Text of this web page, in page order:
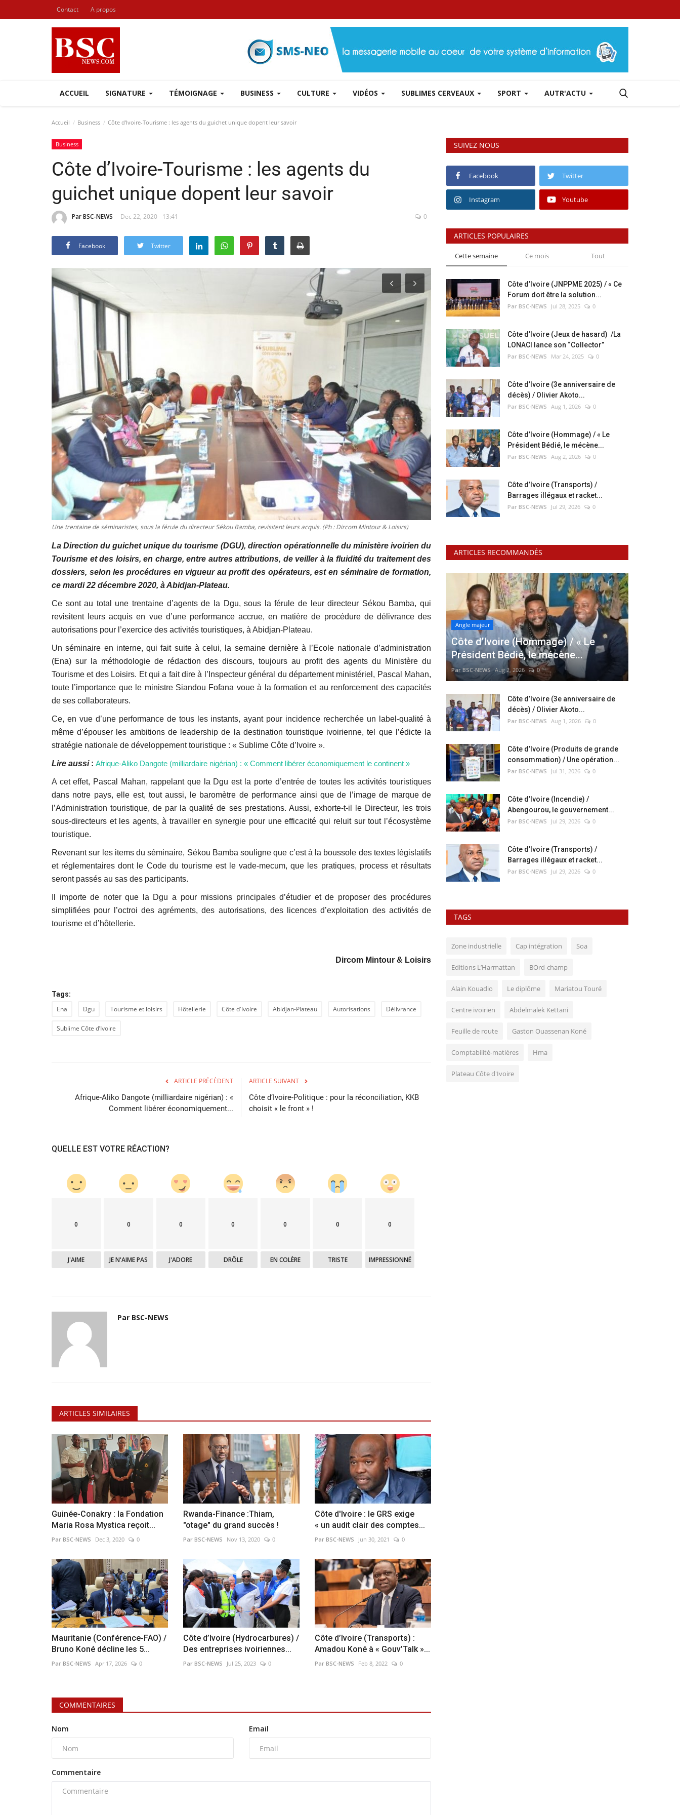
Contact A propos
ACCUEIL SIGNATURE TÉMOIGNAGE BUSINESS CULTURE VIDÉOS SUBLIMES CERVEAUX SPORT AUTR'ACTU
Accueil Business Côte d’Ivoire-Tourisme : les agents du guichet unique dopent leur savoir
Business
Côte d’Ivoire-Tourisme : les agents du
guichet unique dopent leur savoir
Par BSC-NEWS Dec 22, 2020 - 13:41 0
Facebook Twitter
Une trentaine de séminaristes, sous la férule du directeur Sékou Bamba, revisitent leurs acquis. (Ph : Dircom Mintour & Loisirs)
La Direction du guichet unique du tourisme (DGU), direction opérationnelle du ministère ivoirien du
Tourisme et des loisirs, en charge, entre autres attributions, de veiller à la fluidité du traitement des
dossiers, selon les procédures en vigueur au profit des opérateurs, est en séminaire de formation,
ce mardi 22 décembre 2020, à Abidjan-Plateau.
Ce sont au total une trentaine d’agents de la Dgu, sous la férule de leur directeur Sékou Bamba, qui
revisitent leurs acquis en vue d’une performance accrue, en matière de procédure de délivrance des
autorisations pour l’exercice des activités touristiques, à Abidjan-Plateau.
Un séminaire en interne, qui fait suite à celui, la semaine dernière à l’Ecole nationale d’administration
(Ena) sur la méthodologie de rédaction des discours, toujours au profit des agents du Ministère du
Tourisme et des Loisirs. Et qui a fait dire à l’Inspecteur général du département ministériel, Pascal Mahan,
toute l’importance que le ministre Siandou Fofana voue à la formation et au renforcement des capacités
de ses collaborateurs.
Ce, en vue d’une performance de tous les instants, ayant pour incidence recherchée un label-qualité à
même d’épouser les ambitions de leadership de la destination touristique ivoirienne, tel que l’édicte la
stratégie nationale de développement touristique : « Sublime Côte d’Ivoire ».
Lire aussi : Afrique-Aliko Dangote (milliardaire nigérian) : « Comment libérer économiquement le continent »
A cet effet, Pascal Mahan, rappelant que la Dgu est la porte d’entrée de toutes les activités touristiques
dans notre pays, elle est, tout aussi, le baromètre de performance ainsi que de l’image de marque de
l’Administration touristique, de par la qualité de ses prestations. Aussi, exhorte-t-il le Directeur, les trois
sous-directeurs et les agents, à travailler en synergie pour une efficacité qui reluit sur tout l’écosystème
touristique.
Revenant sur les items du séminaire, Sékou Bamba souligne que c’est à la boussole des textes législatifs
et réglementaires dont le Code du tourisme est le vade-mecum, que les pratiques, process et résultats
seront passés au sas des participants.
Il importe de noter que la Dgu a pour missions principales d’étudier et de proposer des procédures
simplifiées pour l’octroi des agréments, des autorisations, des licences d’exploitation des activités de
tourisme et d’hôtellerie.
Dircom Mintour & Loisirs
Tags:
Ena Dgu Tourisme et loisirs Hôtellerie Côte d'Ivoire Abidjan-Plateau Autorisations Délivrance
Sublime Côte d’Ivoire
ARTICLE PRÉCÉDENT
Afrique-Aliko Dangote (milliardaire nigérian) : «
Comment libérer économiquement...
ARTICLE SUIVANT
Côte d’Ivoire-Politique : pour la réconciliation, KKB
choisit « le front » !
QUELLE EST VOTRE RÉACTION?
0
J'AIME
0
JE N'AIME PAS
0
J'ADORE
0
DRÔLE
0
EN COLÈRE
0
TRISTE
0
IMPRESSIONNÉ
Par BSC-NEWS
ARTICLES SIMILAIRES
Guinée-Conakry : la Fondation
Maria Rosa Mystica reçoit...
Par BSC-NEWS Dec 3, 2020 0
Rwanda-Finance :Thiam,
"otage" du grand succès !
Par BSC-NEWS Nov 13, 2020 0
Côte d'Ivoire : le GRS exige
« un audit clair des comptes...
Par BSC-NEWS Jun 30, 2021 0
Mauritanie (Conférence-FAO) /
Bruno Koné décline les 5...
Par BSC-NEWS Apr 17, 2026 0
Côte d’Ivoire (Hydrocarbures) /
Des entreprises ivoiriennes...
Par BSC-NEWS Jul 25, 2023 0
Côte d’Ivoire (Transports) :
Amadou Koné à « Gouv’Talk »...
Par BSC-NEWS Feb 8, 2022 0
COMMENTAIRES
Nom Email
Commentaire
SUIVEZ NOUS
Facebook Twitter
Instagram Youtube
ARTICLES POPULAIRES
Cette semaine Ce mois Tout
Côte d’Ivoire (JNPPME 2025) / « Ce
Forum doit être la solution...
Par BSC-NEWS Jul 28, 2025 0
Côte d’Ivoire (Jeux de hasard) /La
LONACI lance son “Collector”
Par BSC-NEWS Mar 24, 2025 0
Côte d’Ivoire (3e anniversaire de
décès) / Olivier Akoto...
Par BSC-NEWS Aug 1, 2026 0
Côte d’Ivoire (Hommage) / « Le
Président Bédié, le mécène...
Par BSC-NEWS Aug 2, 2026 0
Côte d’Ivoire (Transports) /
Barrages illégaux et racket...
Par BSC-NEWS Jul 29, 2026 0
ARTICLES RECOMMANDÉS
Angle majeur
Côte d’Ivoire (Hommage) / « Le
Président Bédié, le mécène...
Par BSC-NEWS Aug 2, 2026 0
Côte d’Ivoire (3e anniversaire de
décès) / Olivier Akoto...
Par BSC-NEWS Aug 1, 2026 0
Côte d’Ivoire (Produits de grande
consommation) / Une opération...
Par BSC-NEWS Jul 31, 2026 0
Côte d’Ivoire (Incendie) /
Abengourou, le gouvernement...
Par BSC-NEWS Jul 29, 2026 0
Côte d’Ivoire (Transports) /
Barrages illégaux et racket...
Par BSC-NEWS Jul 29, 2026 0
TAGS
Zone industrielle Cap intégration Soa
Editions L’Harmattan BOrd-champ
Alain Kouadio Le diplôme Mariatou Touré
Centre ivoirien Abdelmalek Kettani
Feuille de route Gaston Ouassenan Koné
Comptabilité-matières Hma
Plateau Côte d'Ivoire